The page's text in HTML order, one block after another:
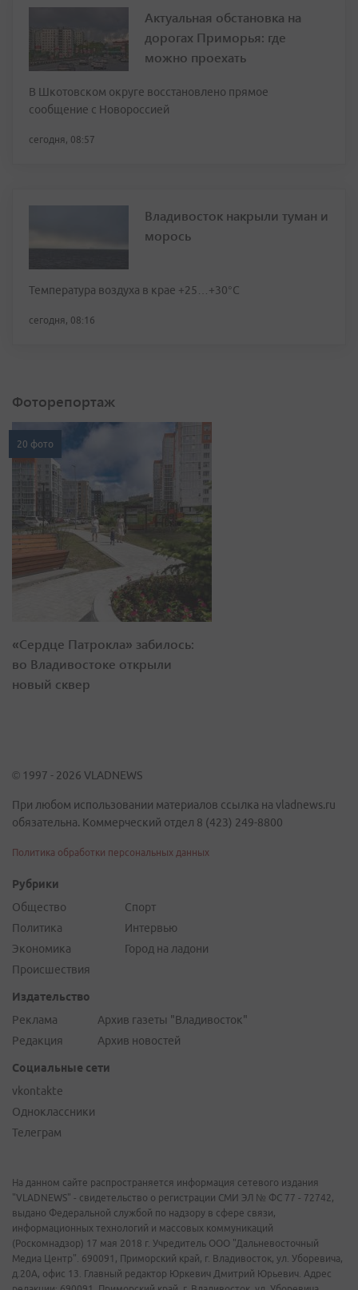
Актуальная обстановка на
дорогах Приморья: где
можно проехать
В Шкотовском округе восстановлено прямое
сообщение с Новороссией
сегодня, 08:57
Владивосток накрыли туман и
морось
Температура воздуха в крае +25…+30°C
сегодня, 08:16
Фоторепортаж
20 фото
«Сердце Патрокла» забилось:
во Владивостоке открыли
новый сквер
© 1997 - 2026 VLADNEWS
При любом использовании материалов ссылка на vladnews.ru
обязательна. Коммерческий отдел 8 (423) 249-8800
Политика обработки персональных данных
Рубрики
Общество
Политика
Экономика
Происшествия
Спорт
Интервью
Город на ладони
Издательство
Реклама
Редакция
Архив газеты "Владивосток"
Архив новостей
Социальные сети
vkontakte
Одноклассники
Телеграм
На данном сайте распространяется информация сетевого издания
"VLADNEWS" - свидетельство о регистрации СМИ ЭЛ № ФС 77 - 72742,
выдано Федеральной службой по надзору в сфере связи,
информационных технологий и массовых коммуникаций
(Роскомнадзор) 17 мая 2018 г. Учредитель ООО "Дальневосточный
Медиа Центр". 690091, Приморский край, г. Владивосток, ул. Уборевича,
д.20А, офис 13. Главный редактор Юркевич Дмитрий Юрьевич. Адрес